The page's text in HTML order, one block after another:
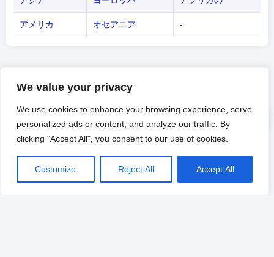
We value your privacy
We use cookies to enhance your browsing experience, serve
personalized ads or content, and analyze our traffic. By
clicking "Accept All", you consent to our use of cookies.
Customize Reject All Accept All
アメリカ オセアニア -